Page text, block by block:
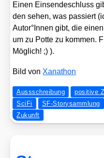
Einen Ein­sen­de­schluss
den sehen, was pas­siert
Autor°Innen gibt, die
um zu Pot­te zu kom­men.
Mög­lich! ;) ).
Bild von Xan­athon
Aussschreibung positive
SciFi
SF-Storysammlung
Zukunft